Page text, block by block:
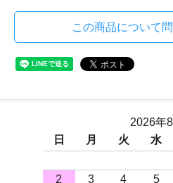
この商品について
2026年8
日
月 火 水
2
3 4 5